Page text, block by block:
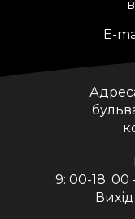
E-
9: 00-18: